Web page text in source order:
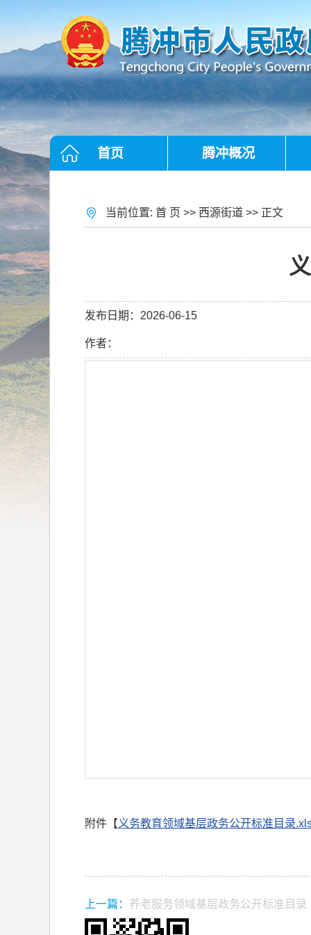
首页 腾冲概况
当前位置: 首 页 >> 西源街道 >> 正文
发布日期：2026-06-15
作者：
附件【义务教育领域基层政务公开标准目录
上一篇： 养老服务领域基层政务公开标准目录